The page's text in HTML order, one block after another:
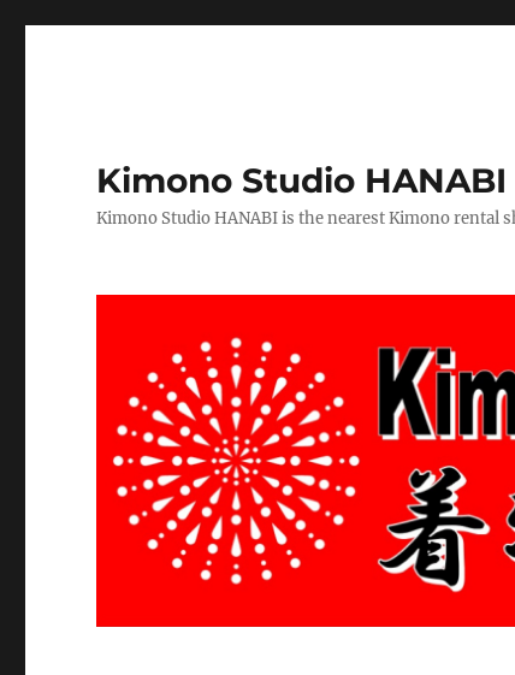
Kimono Studio HANABI
Kimono Studio HANABI is the nearest Kimono rental